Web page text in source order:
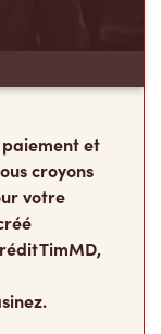
et
croyons
votre
TimMD,